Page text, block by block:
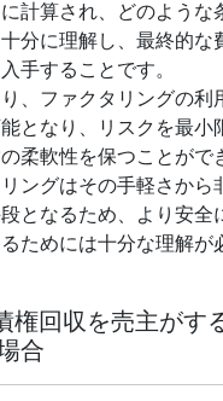
計算され、どのような
分に理解し、最終的な
手することです。
、ファクタリングの利
となり、リスクを最小
柔軟性を保つことがで
ングはその手軽さから
となるため、より安全
ためには十分な理解が
権回収を売主がす
合